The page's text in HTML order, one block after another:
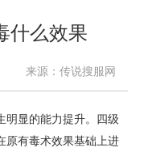
什么效果
来源：传说搜服网
明显的能力提升。四级
原有毒术效果基础上进